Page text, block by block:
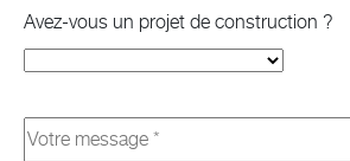
Avez-vous un projet de construction ?